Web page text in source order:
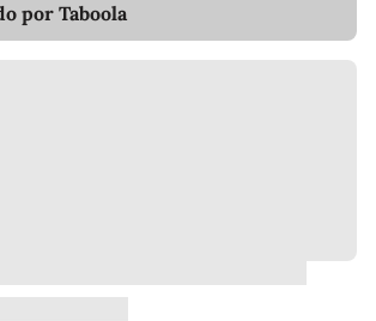
por Taboola